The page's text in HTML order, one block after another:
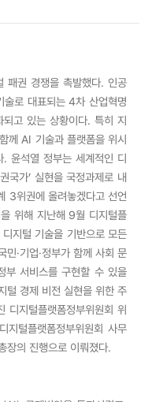
패권 경쟁을 촉발했다. 인공
로 대표되는 4차 산업혁명
고 있는 상황이다. 특히 지
께 AI 기술과 플랫폼을 위시
윤석열 정부는 세계적인 디
국가’ 실현을 국정과제로 내
3위권에 올려놓겠다고 선언
위해 지난해 9월 디지털플
지털 기술을 기반으로 모든
민·기업·정부가 함께 사회 문
부 서비스를 구현할 수 있을
털 경제 비전 실현을 위한 주
디지털플랫폼정부위원회 위
털플랫폼정부위원회 사무
장의 진행으로 이뤄졌다.